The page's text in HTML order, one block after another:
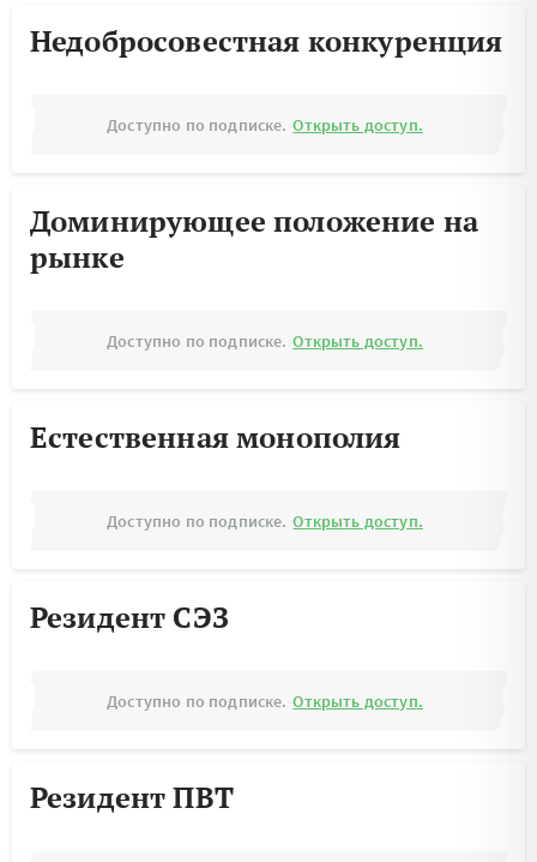
Недобросовестная конкуренция
Доступно по подписке. Открыть доступ.
Доминирующее положение на
рынке
Доступно по подписке. Открыть доступ.
Естественная монополия
Доступно по подписке. Открыть доступ.
Резидент СЭЗ
Доступно по подписке. Открыть доступ.
Резидент ПВТ